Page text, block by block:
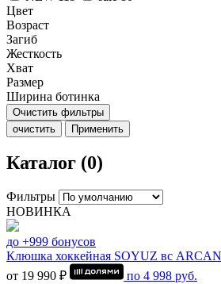
Цвет
Возраст
Загиб
Жесткость
Хват
Размер
Ширина ботинка
Очистить фильтры
очистить
Применить
Каталог (0)
Фильтры
НОВИНКА
до +999 бонусов
Клюшка хоккейная SOYUZ вс
от 19 990 ₽
по 4 998 руб.